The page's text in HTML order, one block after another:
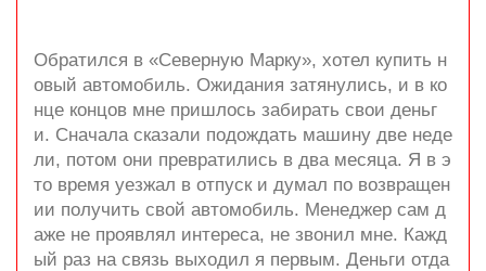
Обратился в «Северную Марку», хотел купить н
овый автомобиль. Ожидания затянулись, и в ко
нце концов мне пришлось забирать свои деньг
и. Сначала сказали подождать машину две неде
ли, потом они превратились в два месяца. Я в э
то время уезжал в отпуск и думал по возвращен
ии получить свой автомобиль. Менеджер сам д
аже не проявлял интереса, не звонил мне. Кажд
ый раз на связь выходил я первым. Деньги отда